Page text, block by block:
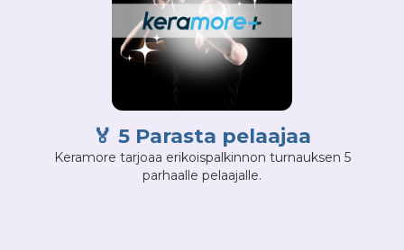
🏅 5 Parasta pelaajaa
Keramore tarjoaa erikoispalkinnon turnauksen 5
parhaalle pelaajalle.